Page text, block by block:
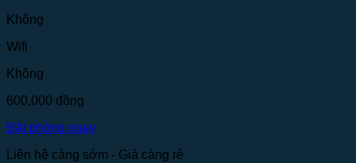
Không
Wifi
Không
600,000 đồng
Đặt phòng ngay
Liên hệ càng sớm - Giá càng rẻ